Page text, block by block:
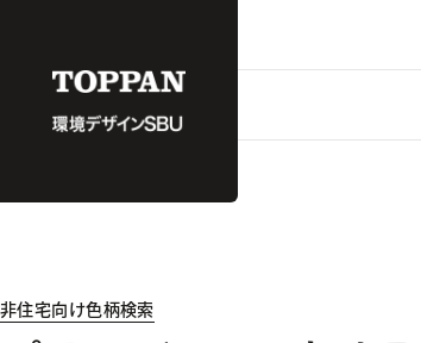
非住宅向け色柄検索